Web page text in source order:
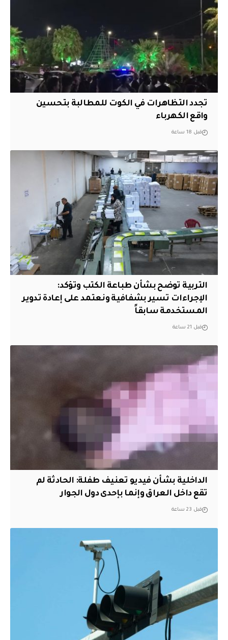
تجدد التظاهرات في الكوت للمطالبة بتحسين
واقع الكهرباء
قبل 18 ساعة
التربية توضح بشأن طباعة الكتب وتؤكد:
الإجراءات تسير بشفافية ونعتمد على إعادة تدوير
المستخدمة سابقاً
قبل 21 ساعة
الداخلية بشأن فيديو تعنيف طفلة: الحادثة لم
تقع داخل العراق وإنما بإحدى دول الجوار
قبل 23 ساعة